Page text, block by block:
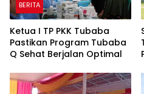
BERITA
Ketua I TP PKK Tubaba
Pastikan Program Tubaba
Q Sehat Berjalan Optimal